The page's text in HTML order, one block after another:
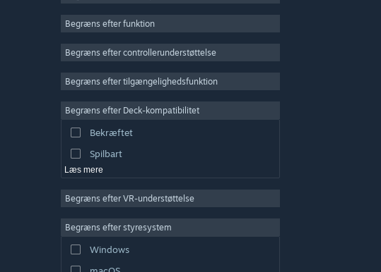
Simulation
Videoproduktion
Billedredigering
Begræns efter funktion
Begræns efter controllerunderstøttelse
Begræns efter tilgængelighedsfunktion
Begræns efter Deck-kompatibilitet
Bekræftet
Spilbart
Læs mere
Begræns efter VR-understøttelse
Begræns efter styresystem
Windows